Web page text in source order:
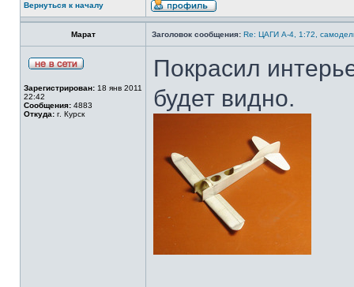
Вернуться к началу
Марат Заголовок сообщения: Re: ЦАГИ А-4, 1:72,
Зарегистрирован: 18 янв 2011
22:42
Сообщения: 4883
Откуда: г. Курск
Покрасил
будет видно.